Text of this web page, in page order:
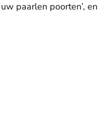
paarlen poorten’, en